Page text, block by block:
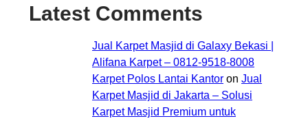
Latest Comments
Jual Karpet Masjid di Galaxy Bekasi |
Alifana Karpet – 0812-9518-8008
Karpet Polos Lantai Kantor on Jual
Karpet Masjid di Jakarta – Solusi
Karpet Masjid Premium untuk